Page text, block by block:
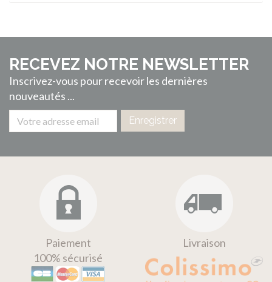
RECEVEZ NOTRE NEWSLETTER
Inscrivez-vous pour recevoir les dernières
nouveautés ...
Enregistrer
Paiement
100% sécurisé
Livraison